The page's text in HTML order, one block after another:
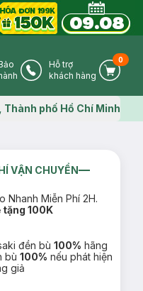
IconPhone Icon
Hỗ trợ
khách hàng
Cart
0
Map icon
Thành phố Hồ Chí Minh
VẬN CHUYỂN
Nhanh Miễn Phí 2H.
tặng 100K
đền bù100% hãng
bù100% nếu phát hiện
giả